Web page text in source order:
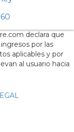
declara que
por las
aplicables y por
al usuario hacia